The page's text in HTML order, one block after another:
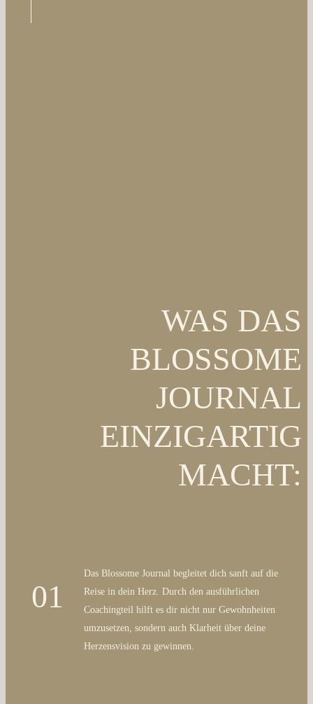
WAS DAS
BLOSSOME
JOURNAL
EINZIGARTIG
MACHT:
Das Blossome Journal begleitet dich sanft auf die
Reise in dein Herz. Durch den ausführlichen
Coachingteil hilft es dir nicht nur Gewohnheiten
umzusetzen, sondern auch Klarheit über deine
Herzensvision zu gewinnen.
01